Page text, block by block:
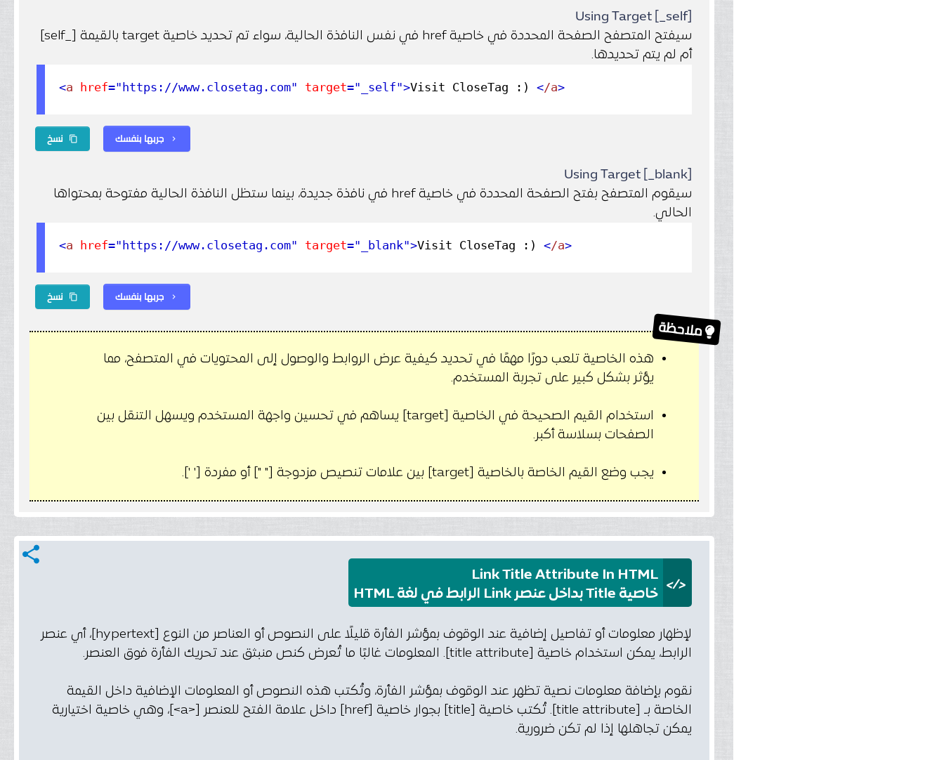
Using Target [_self]
أم لم يتم تحديدها.
<a href="https://www.closetag.com" target="_self">Visit CloseTag :) </a>
نسخ content_copy جربها بنفسك chevron_right
Using Target [_blank]
سيقوم المتصفح بفتح الصفحة المحددة في خاصية href في نافذة جديدة، بينما ستظل النافذة الحالية مفتوحة بمحتواها
الحالي.
<a href="https://www.closetag.com" target="_blank">Visit CloseTag :) </a>
نسخ content_copy جربها بنفسك chevron_right
ملاحظة
هذه الخاصية تلعب دورًا مهمًا في تحديد كيفية عرض الروابط والوصول إلى المحتويات في المتصفح، مما
يؤثر بشكل كبير على تجربة المستخدم.
استخدام القيم الصحيحة في الخاصية [target] يساهم في تحسين واجهة المستخدم ويسهل التنقل بين
الصفحات بسلاسة أكبر.
يجب وضع القيم الخاصة بالخاصية [target] بين علامات تنصيص مزدوجة [" "] أو مفردة [' '].
share
</>
Link Title Attribute In HTML
خاصية Title بداخل عنصر Link الرابط في لغة HTML
لإظهار معلومات أو تفاصيل إضافية عند الوقوف بمؤشر الفأرة قليلًا على النصوص أو العناصر من النوع [hypertext]، أي عنصر
الرابط، يمكن استخدام خاصية [title attribute]. المعلومات غالبًا ما تُعرض كنص منبثق عند تحريك الفأرة فوق العنصر.
نقوم بإضافة معلومات نصية تظهر عند الوقوف بمؤشر الفأرة، وتُكتب هذه النصوص أو المعلومات الإضافية داخل القيمة
الخاصة بـ [title attribute]. تُكتب خاصية [title] بجوار خاصية [href] داخل علامة الفتح للعنصر [<a>]، وهي خاصية اختيارية
يمكن تجاهلها إذا لم تكن ضرورية.